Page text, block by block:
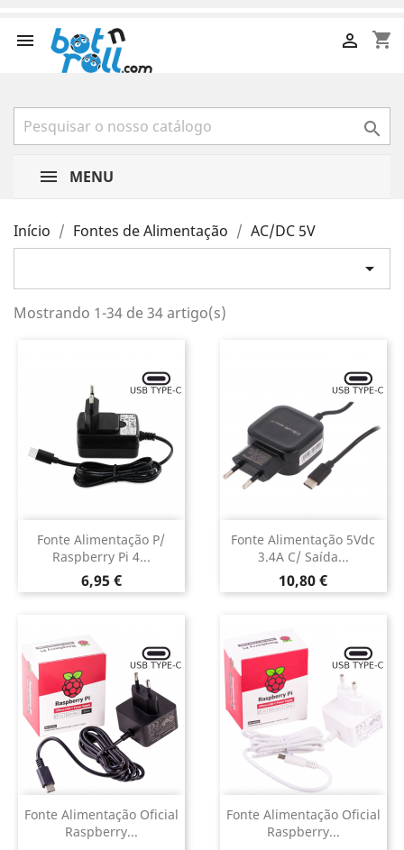
 shopping_cart


MENU
Início Fontes de Alimentação AC/DC 5V

Mostrando 1-34 de 34 artigo(s)
Fonte Alimentação P/
Raspberry Pi 4...
Preço
6,95 €
Fonte Alimentação 5Vdc
3.4A C/ Saída...
Preço
10,80 €
Fonte Alimentação Oficial
Raspberry...
Fonte Alimentação Oficial
Raspberry...